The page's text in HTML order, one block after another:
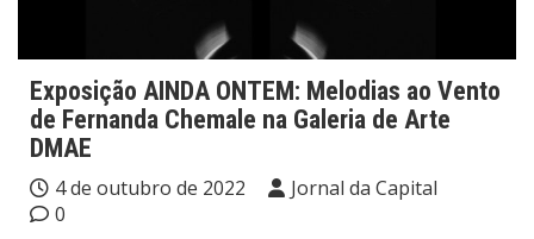
Exposição AINDA ONTEM: Melodias ao Vento
de Fernanda Chemale na Galeria de Arte
DMAE
4 de outubro de 2022
Jornal da Capital
0